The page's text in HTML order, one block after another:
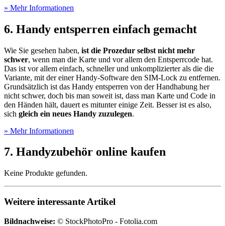
» Mehr Informationen
6. Handy entsperren einfach gemacht
Wie Sie gesehen haben, ist die Prozedur selbst nicht mehr
schwer, wenn man die Karte und vor allem den Entsperrcode hat.
Das ist vor allem einfach, schneller und unkomplizierter als die die
Variante, mit der einer Handy-Software den SIM-Lock zu entfernen.
Grundsätzlich ist das Handy entsperren von der Handhabung her
nicht schwer, doch bis man soweit ist, dass man Karte und Code in
den Händen hält, dauert es mitunter einige Zeit. Besser ist es also,
sich gleich ein neues Handy zuzulegen.
» Mehr Informationen
7. Handyzubehör online kaufen
Keine Produkte gefunden.
Weitere interessante Artikel
Bildnachweise: © StockPhotoPro - Fotolia.com